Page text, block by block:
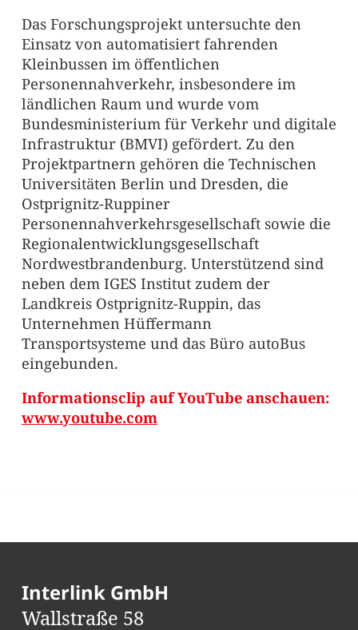
Das Forschungsprojekt untersuchte den
Einsatz von automatisiert fahrenden
Kleinbussen im öffentlichen
Personennahverkehr, insbesondere im
ländlichen Raum und wurde vom
Bundesministerium für Verkehr und digitale
Infrastruktur (BMVI) gefördert. Zu den
Projektpartnern gehören die Technischen
Universitäten Berlin und Dresden, die
Ostprignitz-Ruppiner
Personennahverkehrsgesellschaft sowie die
Regionalentwicklungsgesellschaft
Nordwestbrandenburg. Unterstützend sind
neben dem IGES Institut zudem der
Landkreis Ostprignitz-Ruppin, das
Unternehmen Hüffermann
Transportsysteme und das Büro autoBus
eingebunden.
Informationsclip auf YouTube anschauen:
www.youtube.com
Interlink GmbH
Wallstraße 58